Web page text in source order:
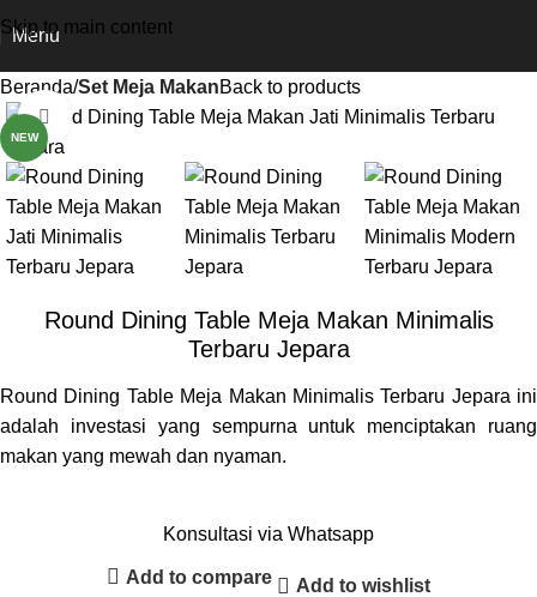
Skip to main content
Menu
Beranda Set Meja MakanBack to products
NEW
Click to enlarge
Round Dining Table Meja Makan Minimalis
Terbaru Jepara
Round Dining Table Meja Makan Minimalis Terbaru Jepara ini
adalah investasi yang sempurna untuk menciptakan ruang
makan yang mewah dan nyaman.
Konsultasi via Whatsapp
Add to compare
Add to wishlist